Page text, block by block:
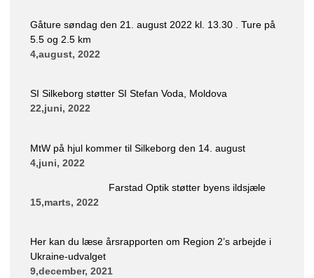
Gåture søndag den 21. august 2022 kl. 13.30 . Ture på
5.5 og 2.5 km
4,august, 2022
SI Silkeborg støtter SI Stefan Voda, Moldova
22,juni, 2022
MtW på hjul kommer til Silkeborg den 14. august
4,juni, 2022
Farstad Optik støtter byens ildsjæle
15,marts, 2022
Her kan du læse årsrapporten om Region 2’s arbejde i
Ukraine-udvalget
9,december, 2021